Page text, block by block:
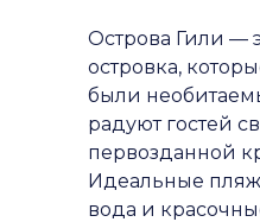
Острова Гили —
островка,
были
радуют гостей
первозданной
Идеальные
вода и